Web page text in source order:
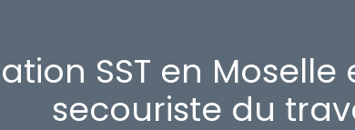
SST en
secouriste du